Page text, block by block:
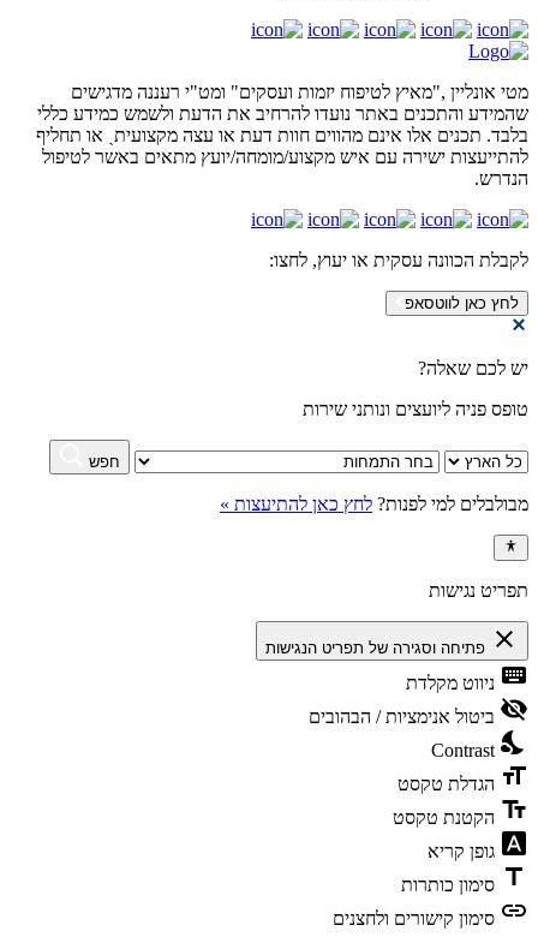
מטי אונליין ,"מאיץ לטיפוח יזמות ועסקים" ומט"י רעננה מדגישים
שהמידע והתכנים באתר נועדו להרחיב את הדעת ולשמש כמידע כללי
בלבד. תכנים אלו אינם מהווים חוות דעת או עצה מקצועיתˎ או תחליף
להתייעצות ישירה עם איש מקצוע/מומחה/יועץ מתאים באשר לטיפול
הנדרש.
לקבלת הכוונה עסקית או יעוץ, לחצו:
לחץ כאן לווטסאפ
יש לכם שאלה?
טופס פניה ליועצים ונותני שירות
חפש
מבולבלים למי לפנות? לחץ כאן להתיעצות »
תפריט נגישות
close פתיחה וסגירה של תפריט הנגישות
keyboard ניווט מקלדת
visibility_off ביטול אנימציות / הבהובים
nights_stay
Contrast
format_size הגדלת טקסט
text_fields הקטנת טקסט
font_download גופן קריא
title סימון כותרות
link סימון קישורים ולחצנים